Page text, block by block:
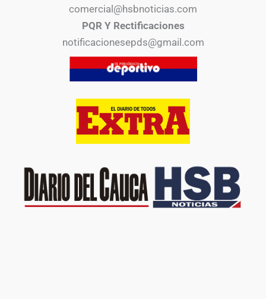
comercial@hsbnoticias.com
PQR Y Rectificaciones
notificacionesepds@gmail.com